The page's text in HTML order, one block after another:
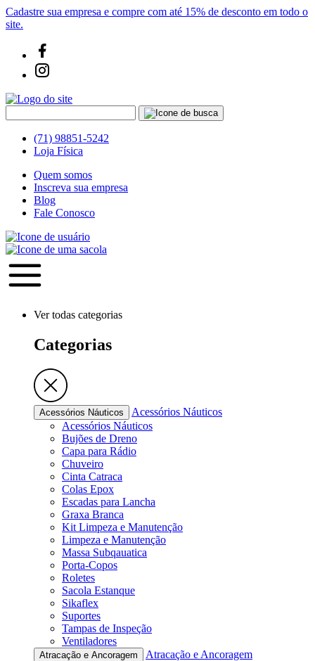
Cadastre sua empresa e compre com até 15% de desconto em todo o
site.
(71) 98851-5242
Loja Física
Quem somos
Inscreva sua empresa
Blog
Fale Conosco
Ver todas categorias
Categorias
Acessórios Náuticos
Acessórios Náuticos
Acessórios Náuticos
Bujões de Dreno
Capa para Rádio
Chuveiro
Cinta Catraca
Colas Epox
Escadas para Lancha
Graxa Branca
Kit Limpeza e Manutenção
Limpeza e Manutenção
Massa Subqauatica
Porta-Copos
Roletes
Sacola Estanque
Sikaflex
Suportes
Tampas de Inspeção
Ventiladores
Atracação e Ancoragem
Atracação e Ancoragem